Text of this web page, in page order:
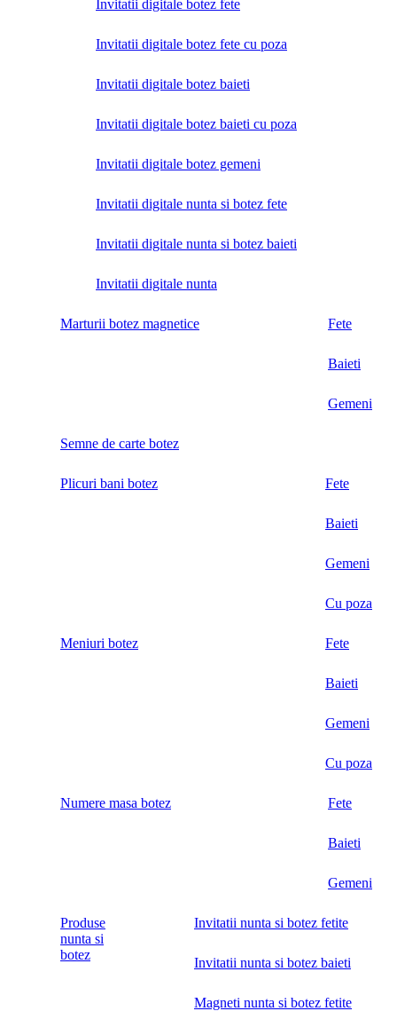
Invitatii digitale botez fete
Invitatii digitale botez fete cu poza
Invitatii digitale botez baieti
Invitatii digitale botez baieti cu poza
Invitatii digitale botez gemeni
Invitatii digitale nunta si botez fete
Invitatii digitale nunta si botez baieti
Invitatii digitale nunta
Marturii botez magnetice Fete
Baieti
Gemeni
Semne de carte botez
Plicuri bani botez Fete
Baieti
Gemeni
Cu poza
Meniuri botez Fete
Baieti
Gemeni
Cu poza
Numere masa botez Fete
Baieti
Gemeni
Produse
nunta si
botez
Invitatii nunta si botez fetite
Invitatii nunta si botez baieti
Magneti nunta si botez fetite